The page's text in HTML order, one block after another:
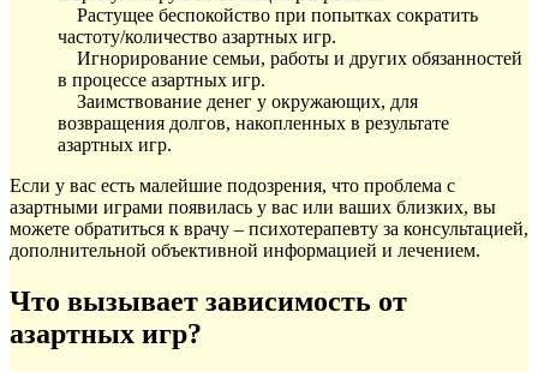
Растущее беспокойство при попытках сократить
частоту/количество азартных игр.
Игнорирование семьи, работы и других обязанностей
в процессе азартных игр.
Заимствование денег у окружающих, для
возвращения долгов, накопленных в результате
азартных игр.
Если у вас есть малейшие подозрения, что проблема с
азартными играми появилась у вас или ваших близких, вы
можете обратиться к врачу – психотерапевту за консультацией,
дополнительной объективной информацией и лечением.
Что вызывает зависимость от
азартных игр?